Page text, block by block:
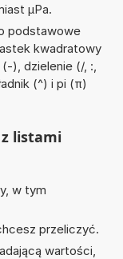
µPa.
podstawowe
kwadratowy
), dzielenie (/, :,
(^) i pi (π)
listami
w tym
przeliczyć.
wartości,